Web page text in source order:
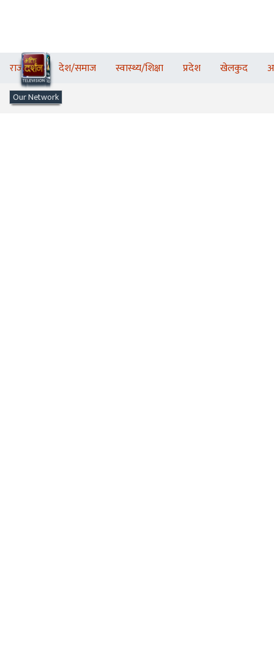
Our Network
राजनीति देश/समाज स्वास्थ्य/शिक्षा प्रदेश खेलकुद